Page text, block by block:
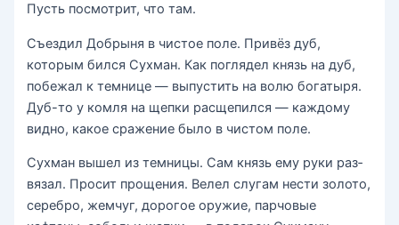
Пусть посмот­рит, что там.
Съездил Добрыня в чистое поле. Привёз дуб,
которым бился Сухман. Как поглядел князь на дуб,
побежал к темнице — выпустить на волю богатыря.
Дуб-то у комля на щепки расщепился — каждому
видно, какое сражение было в чистом поле.
Сухман вышел из темницы. Сам князь ему руки раз­
вязал. Просит прощения. Велел слугам нести золото,
серебро, жемчуг, дорогое оружие, парчовые